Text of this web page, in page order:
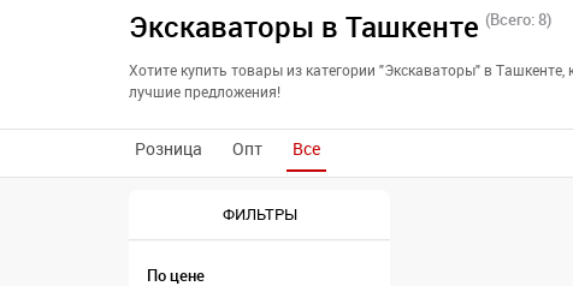
Экскаваторы в Ташкенте (Всего: 8)
Хотите купить товары из категории "Экскаваторы" в
лучшие предложения!
Розница Опт Все
ФИЛЬТРЫ
По цене